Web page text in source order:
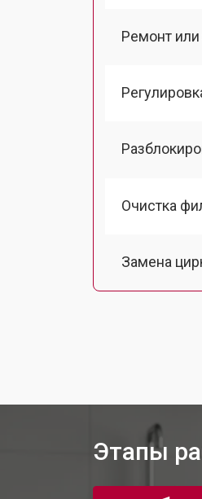
Ремонт
Очистка
Замена
Замена
Ремонт или
Этапы